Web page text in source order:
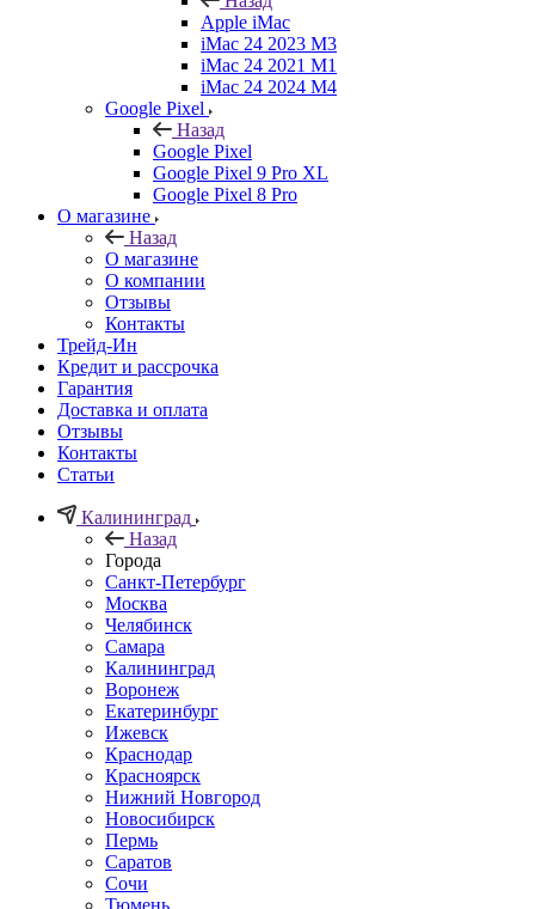
Apple iMac
iMac 24 2023 M3
iMac 24 2021 M1
iMac 24 2024 M4
Google Pixel
Назад
Google Pixel
Google Pixel 9 Pro XL
Google Pixel 8 Pro
О магазине
Назад
О магазине
О компании
Отзывы
Контакты
Трейд-Ин
Кредит и рассрочка
Гарантия
Доставка и оплата
Отзывы
Контакты
Статьи
Калининград
Назад
Города
Санкт-Петербург
Москва
Челябинск
Самара
Калининград
Воронеж
Екатеринбург
Ижевск
Краснодар
Красноярск
Нижний Новгород
Новосибирск
Пермь
Саратов
Сочи
Тюмень